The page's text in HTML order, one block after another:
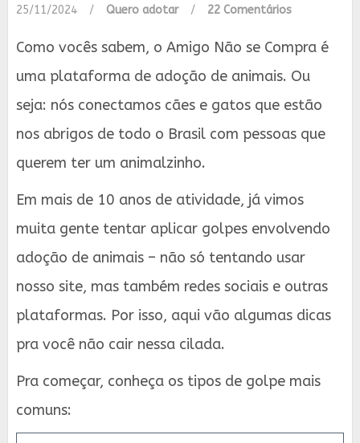
25/11/2024 / Quero adotar / 22 Comentários
Como vocês sabem, o Amigo Não se Compra é
uma plataforma de adoção de animais. Ou
seja: nós conectamos cães e gatos que estão
nos abrigos de todo o Brasil com pessoas que
querem ter um animalzinho.
Em mais de 10 anos de atividade, já vimos
muita gente tentar aplicar golpes envolvendo
adoção de animais – não só tentando usar
nosso site, mas também redes sociais e outras
plataformas. Por isso, aqui vão algumas dicas
pra você não cair nessa cilada.
Pra começar, conheça os tipos de golpe mais
comuns: